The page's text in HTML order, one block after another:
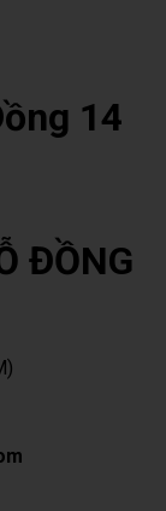
14
ĐỒNG